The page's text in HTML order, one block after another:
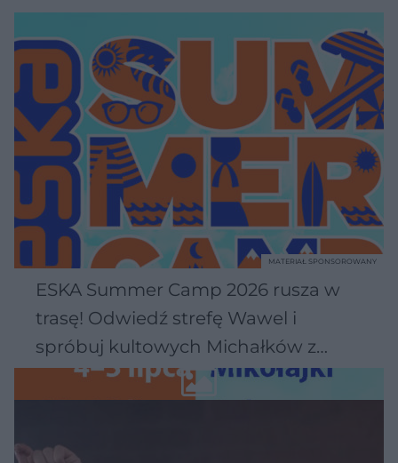
ESKA Summer Camp 2026 rusza w
trasę! Odwiedź strefę Wawel i
spróbuj kultowych Michałków z
Wawelu
MATERIAŁ SPONSOROWANY